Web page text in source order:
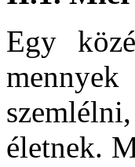
Egy
életnek.